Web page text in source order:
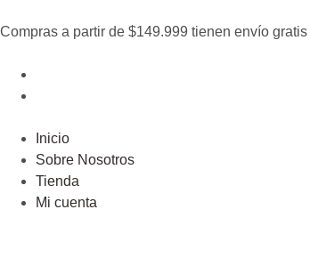
Compras a partir de $149.999 tienen envío
Inicio
Sobre Nosotros
Tienda
Mi cuenta